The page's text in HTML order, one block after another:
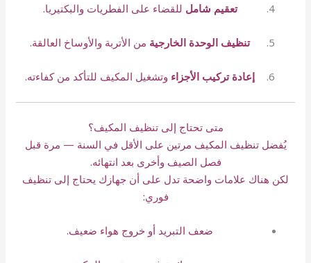
تعقيم شامل للقضاء على الفطريات والبكتيريا.
تنظيف الوحدة الخارجية من الأتربة والأوساخ العالقة.
إعادة تركيب الأجزاء وتشغيل المكيف للتأكد من كفاءته.
متى تحتاج إلى تنظيف المكيف؟
يُفضل تنظيف المكيف مرتين على الأقل في السنة — مرة قبل
فصل الصيف وأخرى بعد انتهائه.
لكن هناك علامات واضحة تدل على أن جهازك يحتاج إلى تنظيف
فوري:
ضعف التبريد أو خروج هواء ضعيف.